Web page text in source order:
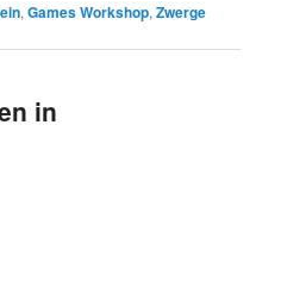
,Games Workshop,Zwerge
in